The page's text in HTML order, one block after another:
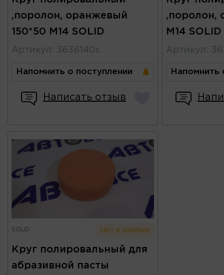
,поролон, оранжевый
150*50 М14 SOLID
Артикул : 3636140s
Напомнить о поступлении
Написать отзыв
,поролон,
М14 SOLID
Артикул :
Напомнить
SOLID Нет в наличии
Круг полировальный для
абразивной пасты